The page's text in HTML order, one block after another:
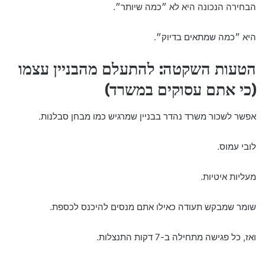
הבחירה הנכונה היא לא ״כמה שיותר״.
היא ״כמה שמתאים בדיוק״.
הטעות השקטה: להתעלם מהבניין עצמו
(כי אתם עסוקים במשרד)
אפשר לשכור משרד נהדר בבניין שמרגיש כמו מבחן סבלנות.
לובי עמוס.
מעליות איטיות.
שומר שמבקש תעודה כאילו אתם מנסים להיכנס לכספת.
ואז, כל פגישה מתחילה ב-7 דקות התנצלות.